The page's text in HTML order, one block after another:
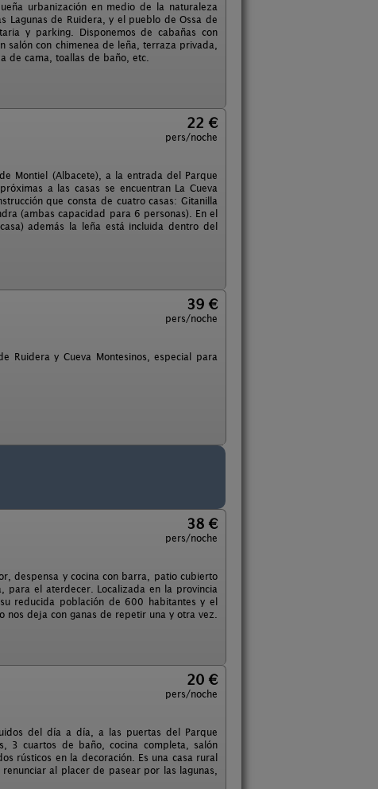
urbanización en medio de la naturaleza
Lagunas de Ruidera, y el pueblo de Ossa de
y parking. Disponemos de cabañas con
con chimenea de leña, terraza privada,
de cama, toallas de baño, etc.
22 €
pers/noche
Montiel (Albacete), a la entrada del Parque
a las casas se encuentran La Cueva
que consta de cuatro casas: Gitanilla
(ambas capacidad para 6 personas). En el
además la leña está incluida dentro del
39 €
pers/noche
Ruidera y Cueva Montesinos, especial para
38 €
pers/noche
despensa y cocina con barra, patio cubierto
para el aterdecer. Localizada en la provincia
reducida población de 600 habitantes y el
deja con ganas de repetir una y otra vez.
20 €
pers/noche
del día a día, a las puertas del Parque
3 cuartos de baño, cocina completa, salón
rústicos en la decoración. Es una casa rural
al placer de pasear por las lagunas,